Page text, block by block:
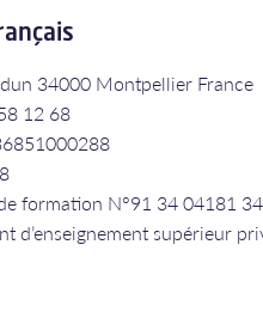
34000 Montpellier France
12 68
formation N°91 34 04181 34
d’enseignement supérieur